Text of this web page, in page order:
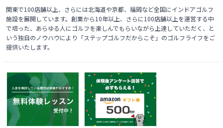
関東で100店舗以上、さらには北海道や京都、福岡など全国にインドアゴルフ
施設を展開しています。創業から10年以上、さらに100店舗以上を運営する中
で培った、あらゆる人にゴルフを楽しんでもらいながら上達していただく、と
いう独自のノウハウにより「ステップゴルフだからこそ」のゴルフライフをご
提供いたします。